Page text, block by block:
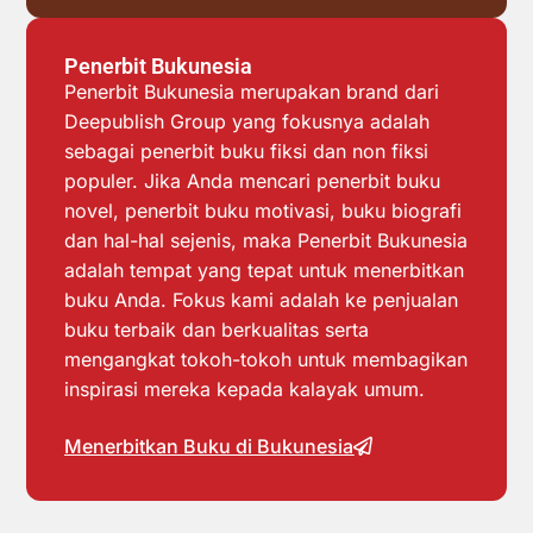
Penerbit Bukunesia
Penerbit Bukunesia merupakan brand dari
Deepublish Group yang fokusnya adalah
sebagai penerbit buku fiksi dan non fiksi
populer. Jika Anda mencari penerbit buku
novel, penerbit buku motivasi, buku biografi
dan hal-hal sejenis, maka Penerbit Bukunesia
adalah tempat yang tepat untuk menerbitkan
buku Anda. Fokus kami adalah ke penjualan
buku terbaik dan berkualitas serta
mengangkat tokoh-tokoh untuk membagikan
inspirasi mereka kepada kalayak umum.
Menerbitkan Buku di Bukunesia